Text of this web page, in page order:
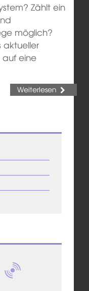
Zählt ein
möglich?
aktueller
auf eine
Weiterlesen